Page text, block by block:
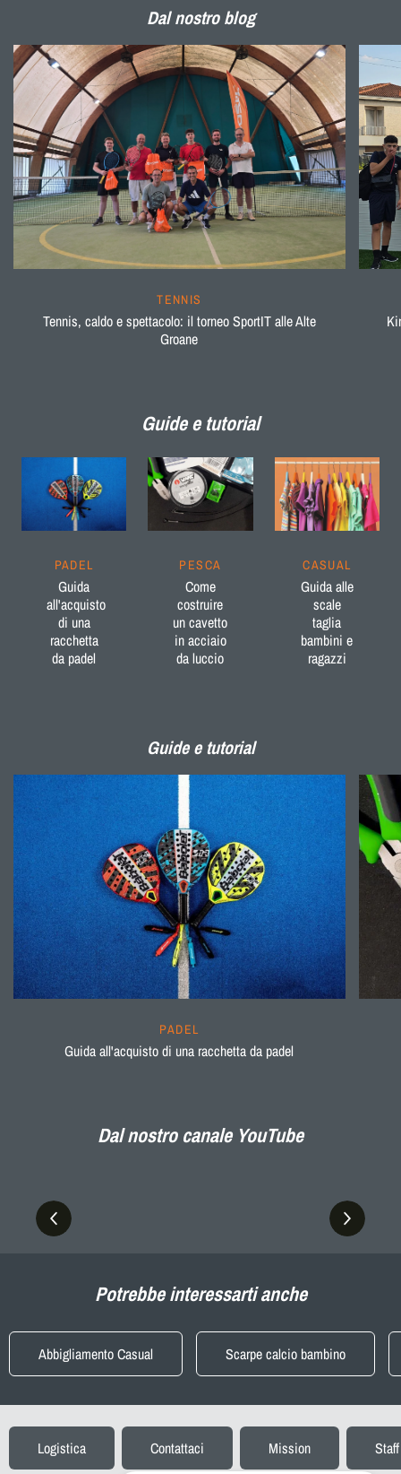
Dal nostro blog
TENNIS
Tennis, caldo e spettacolo: il torneo SportIT alle Alte
Groane
Guide e tutorial
PADEL
Guida
all'acquisto
di una
racchetta
da padel
PESCA
Come
costruire
un cavetto
in acciaio
da luccio
CASUAL
Guida alle
scale
taglia
bambini e
ragazzi
Guide e tutorial
PADEL
Guida all'acquisto di una racchetta da padel
Dal nostro canale YouTube
Potrebbe interessarti anche
Abbigliamento Casual Scarpe calcio bambino
Logistica Contattaci Mission Staff